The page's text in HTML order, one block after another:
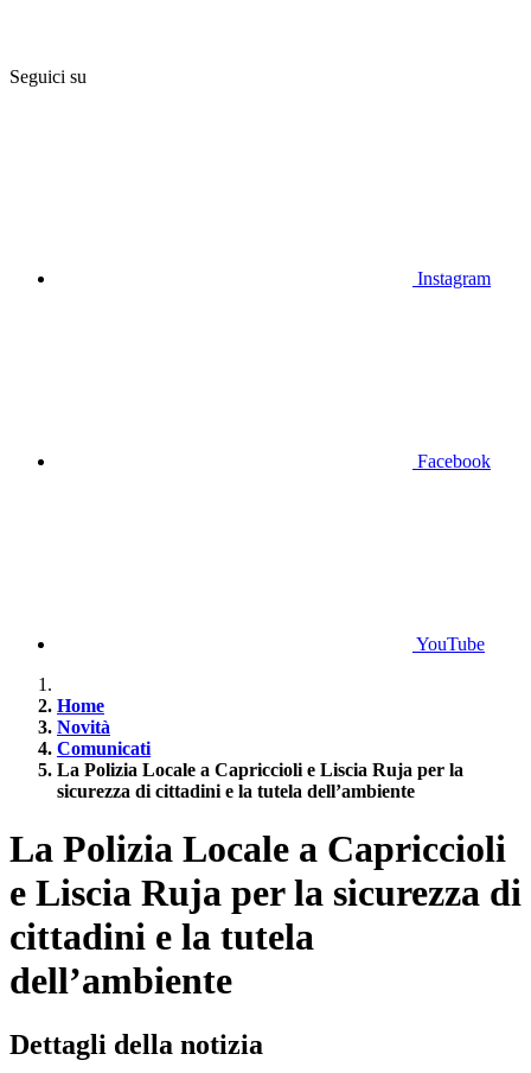
Seguici su
Instagram
Facebook
YouTube
Home
Novità
Comunicati
La Polizia Locale a Capriccioli e Liscia Ruja per la
sicurezza di cittadini e la tutela dell’ambiente
La Polizia Locale a Capriccioli
e Liscia Ruja per la sicurezza di
cittadini e la tutela
dell’ambiente
Dettagli della notizia